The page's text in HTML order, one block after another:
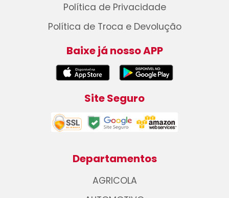
Política de Privacidade
Política de Troca e Devolução
Baixe já nosso APP
Site Seguro
Departamentos
AGRICOLA